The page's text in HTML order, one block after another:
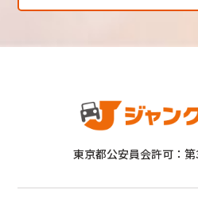
東京都公安員会許可：